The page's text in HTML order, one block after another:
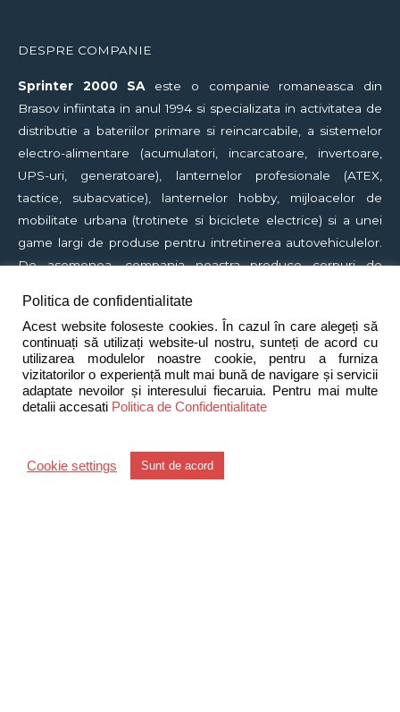
DESPRE COMPANIE
Sprinter 2000 SA este o companie romaneasca din
Brasov infiintata in anul 1994 si specializata in activitatea de
distributie a bateriilor primare si reincarcabile, a sistemelor
electro-alimentare (acumulatori, incarcatoare, invertoare,
UPS-uri, generatoare), lanternelor profesionale (ATEX,
tactice, subacvatice), lanternelor hobby, mijloacelor de
mobilitate urbana (trotinete si biciclete electrice) si a unei
game largi de produse pentru intretinerea autovehiculelor.
De asemenea, compania noastra produce corpuri de
precum si diverse ansambluri de baterii si acumulatori
conform specificatiilor clientilor nostri.
Divizia Distributie traditionala
Politica de confidentialitate
Acest website foloseste cookies. În cazul în care alegeți să
continuați să utilizați website-ul nostru, sunteți de acord cu
utilizarea modulelor noastre cookie, pentru a furniza
vizitatorilor o experiență mult mai bună de navigare și servicii
adaptate nevoilor și interesului fiecaruia. Pentru mai multe
detalii accesati Politica de Confidentialitate
Cookie settings Sunt de acord